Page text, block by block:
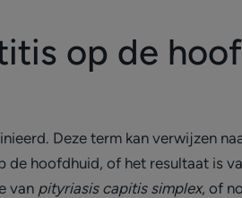
op de
Deze term kan verwijzen
de hoofdhuid, of het resultaat is
van pityriasis capitis simplex, of